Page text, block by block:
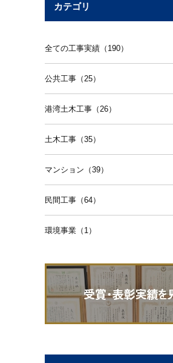
カテゴリ
全ての工事実績（190）
公共工事（25）
港湾土木工事（26）
土木工事（35）
マンション（39）
民間工事（64）
環境事業（1）